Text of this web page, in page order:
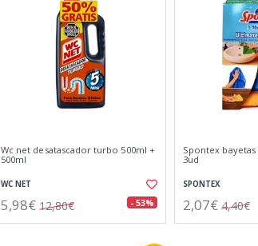
Wc net desatascador turbo 500ml +
500ml
WC NET
5,98€ 12,80€ - 53%
Spontex
3ud
SPONTEX
2,07€ 4,40€